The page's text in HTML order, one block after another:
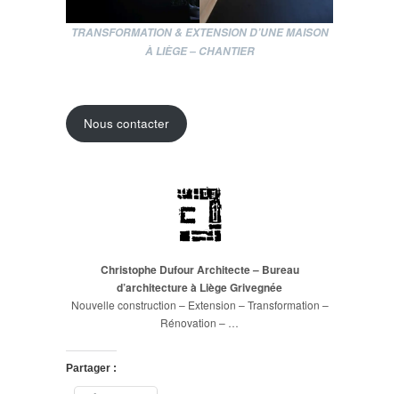
TRANSFORMATION & EXTENSION D’UNE MAISON
À LIÈGE – CHANTIER
Nous contacter
Christophe Dufour Architecte – Bureau
d’architecture à Liège Grivegnée
Nouvelle construction – Extension – Transformation –
Rénovation – …
Partager :